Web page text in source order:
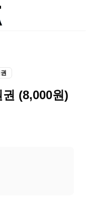
(8,000원)